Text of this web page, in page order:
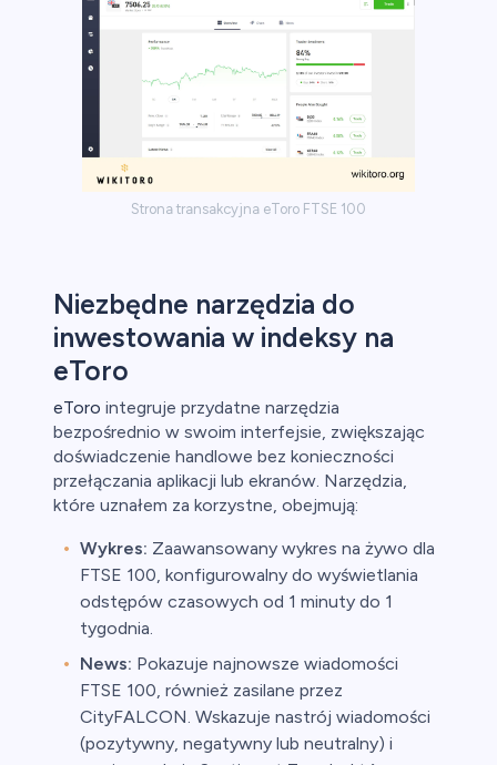
Strona transakcyjna eToro FTSE 100
Niezbędne narzędzia do
inwestowania w indeksy na
eToro
eToro integruje przydatne narzędzia
bezpośrednio w swoim interfejsie, zwiększając
doświadczenie handlowe bez konieczności
przełączania aplikacji lub ekranów. Narzędzia,
które uznałem za korzystne, obejmują:
Wykres: Zaawansowany wykres na żywo dla
FTSE 100, konfigurowalny do wyświetlania
odstępów czasowych od 1 minuty do 1
tygodnia.
News: Pokazuje najnowsze wiadomości
FTSE 100, również zasilane przez
CityFALCON. Wskazuje nastrój wiadomości
(pozytywny, negatywny lub neutralny) i